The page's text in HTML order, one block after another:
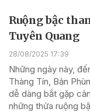
Ruộng bậc
Tuyên Quang
28/08/2025 17:39
Những ngày này,
Thàng Tín, Bản
dễ dàng bắt gặp
những thửa ruộng